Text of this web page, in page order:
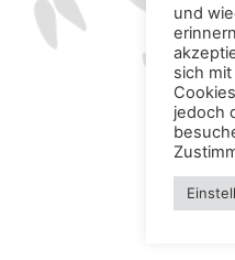
und
sich
jedoch